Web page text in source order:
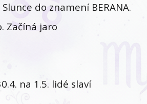
do znamení BERANA.
Začíná jaro
na 1.5. lidé slaví